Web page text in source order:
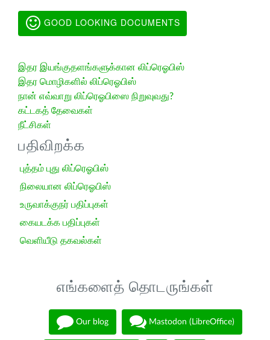
GOOD LOOKING DOCUMENTS
இதர இயங்குதளங்களுக்கான லிப்ரெஓபிஸ்
இதர மொழிகளில் லிப்ரெஓபிஸ்
நான் எவ்வாறு லிப்ரெஓபிஸை நிறுவுவது?
கட்டகத் தேவைகள்
நீட்சிகள்
பதிவிறக்க
புத்தம் புது லிப்ரெஓபிஸ்
நிலையான லிப்ரெஓபிஸ்
உருவாக்குநர் பதிப்புகள்
கையடக்க பதிப்புகள்
வெளியீடு தகவல்கள்
எங்களைத் தொடருங்கள்
Our blog Mastodon (LibreOffice)